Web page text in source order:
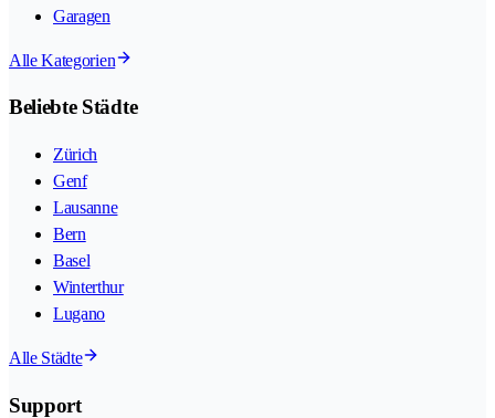
Garagen
Alle Kategorien
Beliebte Städte
Zürich
Genf
Lausanne
Bern
Basel
Winterthur
Lugano
Alle Städte
Support